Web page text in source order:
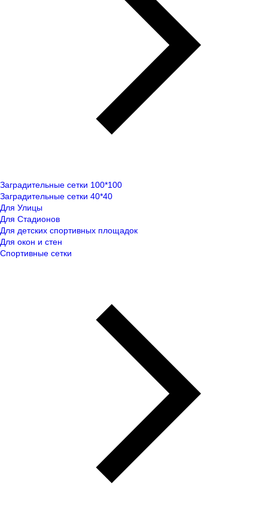
Заградительные сетки 100*100
Заградительные сетки 40*40
Для Улицы
Для Стадионов
Для детских спортивных площадок
Для окон и стен
Спортивные сетки